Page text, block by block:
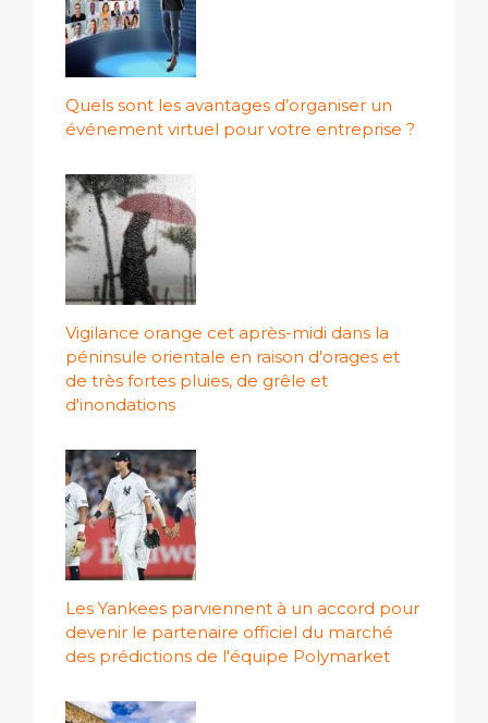
Quels sont les avantages d’organiser un
événement virtuel pour votre entreprise ?
Vigilance orange cet après-midi dans la
péninsule orientale en raison d'orages et
de très fortes pluies, de grêle et
d'inondations
Les Yankees parviennent à un accord pour
devenir le partenaire officiel du marché
des prédictions de l'équipe Polymarket